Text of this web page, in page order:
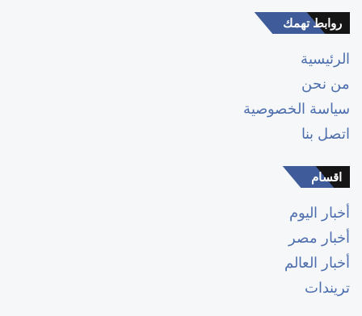
روابط تهمك
الرئيسية
من نحن
سياسة الخصوصية
اتصل بنا
اقسام
أخبار اليوم
أخبار مصر
أخبار العالم
تريندات